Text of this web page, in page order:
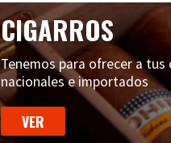
CIGARROS
Tenemos para ofrecer a
nacionales e importados